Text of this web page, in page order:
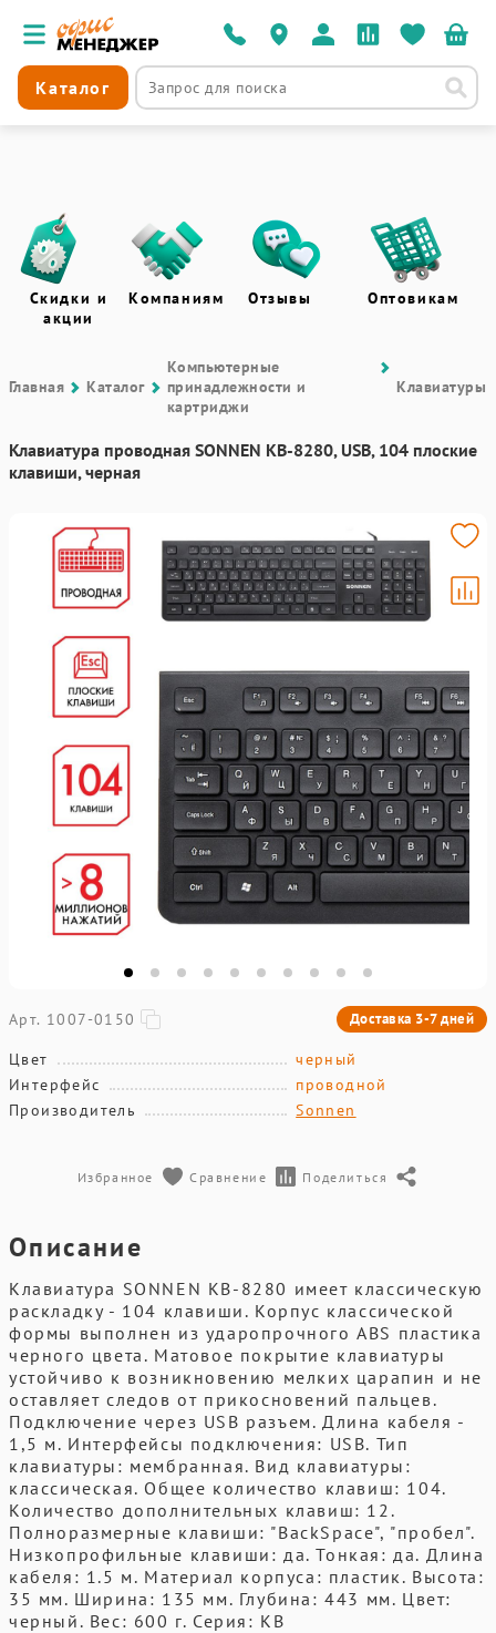
Каталог
Скидки и
акции
Компаниям Отзывы Оптовикам
Главная Каталог
Компьютерные
принадлежности и
картриджи
Клавиатуры
Клавиатура проводная SONNEN KB-8280, USB, 104 плоские
клавиши, черная
Арт. 1007-0150 Доставка 3-7 дней
Цвет
черный
Интерфейс
проводной
Производитель
Sonnen
Избранное Сравнение Поделиться
Описание
Клавиатура SONNEN KB-8280 имеет классическую
раскладку - 104 клавиши. Корпус классической
формы выполнен из ударопрочного ABS пластика
черного цвета. Матовое покрытие клавиатуры
устойчиво к возникновению мелких царапин и не
оставляет следов от прикосновений пальцев.
Подключение через USB разъем. Длина кабеля -
1,5 м. Интерфейсы подключения: USB. Тип
клавиатуры: мембранная. Вид клавиатуры:
классическая. Общее количество клавиш: 104.
Количество дополнительных клавиш: 12.
Полноразмерныe клавиши: "BackSpace", "пробел".
Низкопрофильные клавиши: да. Тонкая: да. Длина
кабеля: 1.5 м. Материал корпуса: пластик. Высота:
35 мм. Ширина: 135 мм. Глубина: 443 мм. Цвет:
черный. Вес: 600 г. Серия: KB